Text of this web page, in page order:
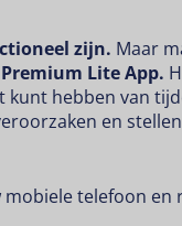
zijn. Maar
Premium Lite App.
kunt hebben van
en
mobiele telefoon en